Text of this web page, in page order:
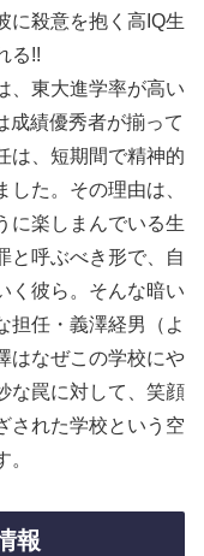
に殺意を抱く高IQ生
る!!
、東大進学率が高い
成績優秀者が揃って
は、短期間で精神的
た。その理由は、
に楽しまんでいる生
と呼ぶべき形で、自
く彼ら。そんな暗い
担任・義澤経男（よ
はなぜこの学校にや
な罠に対して、笑顔
された学校という空
報